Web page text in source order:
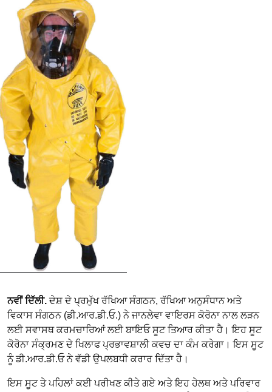
ਨਵੀਂ ਦਿੱਲੀ.ਦੇਸ਼ ਦੇ ਪ੍ਰਮੁੱਖ ਰੱਖਿਆ ਸੰਗਠਨ, ਰੱਖਿਆ ਅਨੁਸੰਧਾਨ ਅਤੇ
ਵਿਕਾਸ ਸੰਗਠਨ (ਡੀ.ਆਰ.ਡੀ.ਓ.) ਨੇ ਜਾਨਲੇਵਾ ਵਾਇਰਸ ਕੋਰੋਨਾ ਨਾਲ ਲੜਨ
ਲਈ ਸਵਾਸਥ ਕਰਮਚਾਰਿਆਂ ਲਈ ਬਾਇਓ ਸੂਟ ਤਿਆਰ ਕੀਤਾ ਹੈ। ਇਹ ਸੂਟ
ਕੋਰੋਨਾ ਸੰਕ੍ਰਮਣ ਦੇ ਖਿਲਾਫ ਪ੍ਰਭਾਵਸ਼ਾਲੀ ਕਵਚ ਦਾ ਕੰਮ ਕਰੇਗਾ। ਇਸ ਸੂਟ
ਨੂੰ ਡੀ.ਆਰ.ਡੀ.ਓ ਨੇ ਵੱਡੀ ਉਪਲਬਧੀ ਕਰਾਰ ਦਿੱਤਾ ਹੈ।
ਇਸ ਸੂਟ ਤੇ ਪਹਿਲਾਂ ਕਈ ਪਰੀਖਣ ਕੀਤੇ ਗਏ ਅਤੇ ਇਹ ਹੇਲਥ ਅਤੇ ਪਰਿਵਾਰ